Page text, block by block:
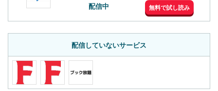
配信中 無料で試し読み
配信していないサービス